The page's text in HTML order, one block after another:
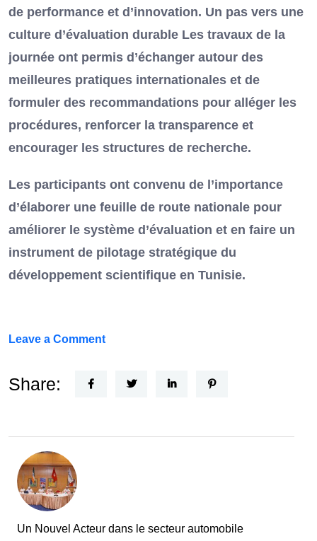
de performance et d’innovation. Un pas vers une
culture d’évaluation durable Les travaux de la
journée ont permis d’échanger autour des
meilleures pratiques internationales et de
formuler des recommandations pour alléger les
procédures, renforcer la transparence et
encourager les structures de recherche.
Les participants ont convenu de l’importance
d’élaborer une feuille de route nationale pour
améliorer le système d’évaluation et en faire un
instrument de pilotage stratégique du
développement scientifique en Tunisie.
Leave a Commenton
Horizon
la
France
Share:
Un Nouvel Acteur dans le secteur automobile